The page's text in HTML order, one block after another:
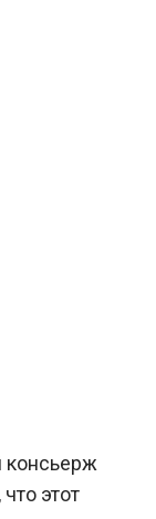
консьерж
этот